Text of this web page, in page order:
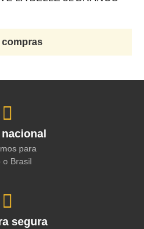
compras
para
o Brasil
segura